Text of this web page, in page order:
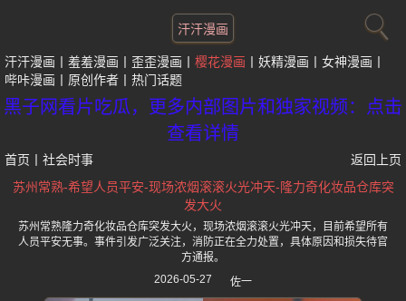
汗汗漫画
汗汗漫画 羞羞漫画 歪歪漫画 樱花漫画 妖精漫画
女神漫画
哔咔漫画
原创作者 热门话题
黑子网看片吃瓜，更多内部图片和独家视频：点击
查看详情
首页 社会时事
返回上页
苏州常熟-希望人员平安-现场浓烟滚滚火光冲天-隆力奇化妆品仓库突
发大火
苏州常熟隆力奇化妆品仓库突发大火，现场浓烟滚滚火光冲天，目前希望所有
人员平安无事。事件引发广泛关注，消防正在全力处置，具体原因和损失待官
方通报。
2026-05-27
佐一